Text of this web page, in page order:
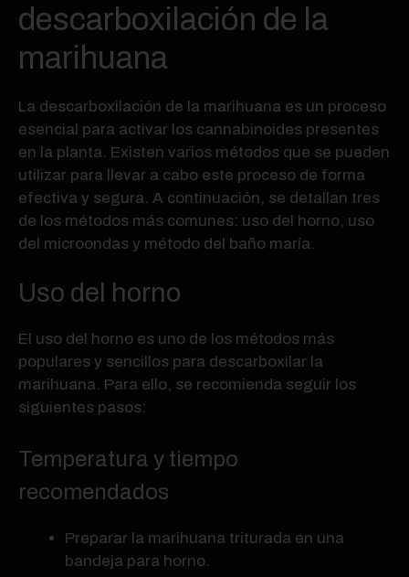
descarboxilación de la
marihuana
La descarboxilación de la marihuana es un proceso
esencial para activar los cannabinoides presentes
en la planta. Existen varios métodos que se pueden
utilizar para llevar a cabo este proceso de forma
efectiva y segura. A continuación, se detallan tres
de los métodos más comunes: uso del horno, uso
del microondas y método del baño maría.
Uso del horno
El uso del horno es uno de los métodos más
populares y sencillos para descarboxilar la
marihuana. Para ello, se recomienda seguir los
siguientes pasos:
Temperatura y tiempo
recomendados
Preparar la marihuana triturada en una
bandeja para horno.